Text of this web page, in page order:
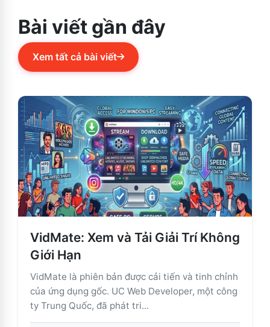
Bài viết gần đây
Xem tất cả bài viết
VidMate: Xem và Tải Giải Trí Không
Giới Hạn
VidMate là phiên bản được cải tiến và tinh chỉnh
của ứng dụng gốc. UC Web Developer, một công
ty Trung Quốc, đã phát tri...